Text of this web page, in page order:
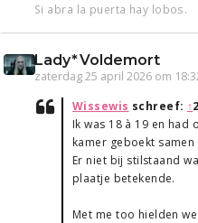
Si abra la puerta hay lobos.
Lady*Voldemort
zaterdag 25 april 2026 om
Wissewis schreef: ↑
Ik was 18 à 19 en had
kamer geboekt
Er niet bij stilstaand
plaatje betekende.
Met me too hielden